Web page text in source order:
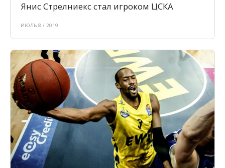
Янис Стрелниекс стал игроком ЦСКА
ИЮЛЬ 8 / 2019